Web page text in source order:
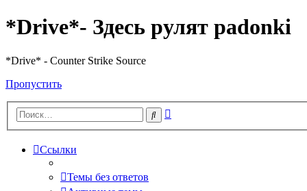
*Drive*- Здесь рулят padonki
*Drive* - Counter Strike Source
Пропустить
Поиск
Ссылки
Темы без ответов